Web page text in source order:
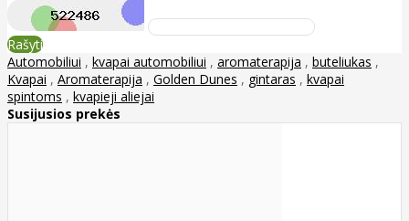
Rašyti
Automobiliui , kvapai automobiliui , aromaterapija , buteliukas ,
Kvapai , Aromaterapija , Golden Dunes , gintaras , kvapai
spintoms , kvapieji aliejai
Susijusios prekės